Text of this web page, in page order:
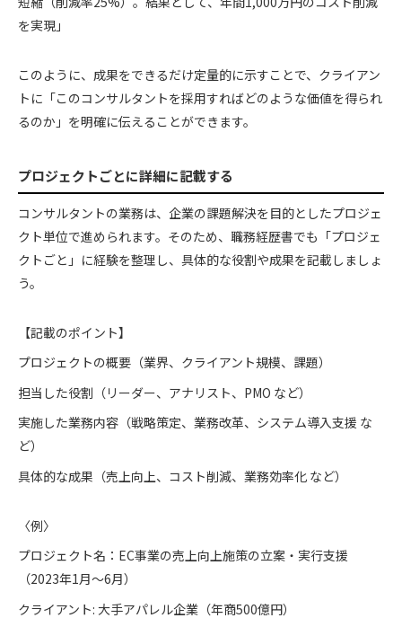
を実現」
このように、成果をできるだけ定量的に示すことで、クライアン
トに「このコンサルタントを採用すればどのような価値を得られ
るのか」を明確に伝えることができます。
プロジェクトごとに詳細に記載する
コンサルタントの業務は、企業の課題解決を目的としたプロジェ
クト単位で進められます。そのため、職務経歴書でも「プロジェ
クトごと」に経験を整理し、具体的な役割や成果を記載しましょ
う。
【記載のポイント】
プロジェクトの概要（業界、クライアント規模、課題）
担当した役割（リーダー、アナリスト、PMO など）
実施した業務内容（戦略策定、業務改革、システム導入支援 な
ど）
具体的な成果（売上向上、コスト削減、業務効率化 など）
〈例〉
プロジェクト名：EC事業の売上向上施策の立案・実行支援
（2023年1月～6月）
クライアント: 大手アパレル企業（年商500億円）